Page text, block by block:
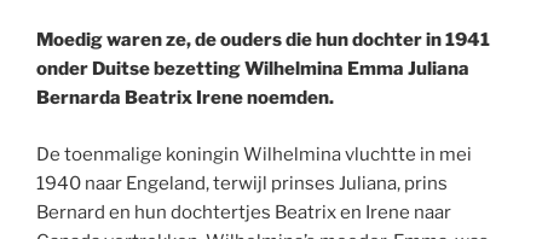
Moedig waren ze, de ouders die hun dochter in 1941
onder Duitse bezetting Wilhelmina Emma Juliana
Bernarda Beatrix Irene noemden.
De toenmalige koningin Wilhelmina vluchtte in mei
1940 naar Engeland, terwijl prinses Juliana, prins
Bernard en hun dochtertjes Beatrix en Irene naar